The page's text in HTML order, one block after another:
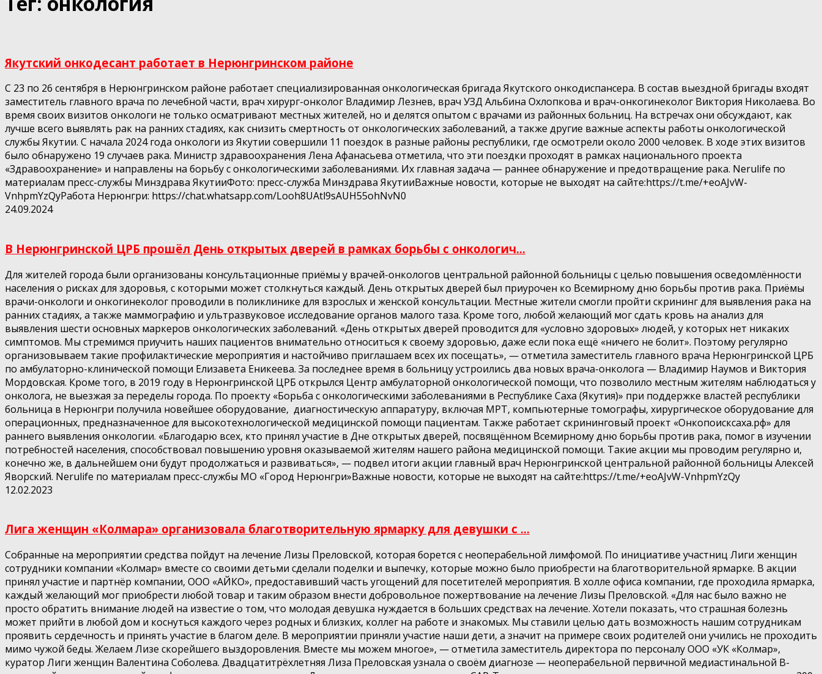
Якутский онкодесант работает в Нерюнгринском районе
С 23 по 26 сентября в Нерюнгринском районе работает специализированная онкологическая бригада Якутского онкодиспансера. В состав выездной бригады входят
заместитель главного врача по лечебной части, врач хирург-онколог Владимир Лезнев, врач УЗД Альбина Охлопкова и врач-онкогинеколог Виктория Николаева. Во
время своих визитов онкологи не только осматривают местных жителей, но и делятся опытом с врачами из районных больниц. На встречах они обсуждают, как
лучше всего выявлять рак на ранних стадиях, как снизить смертность от онкологических заболеваний, а также другие важные аспекты работы онкологической
службы Якутии. С начала 2024 года онкологи из Якутии совершили 11 поездок в разные районы республики, где осмотрели около 2000 человек. В ходе этих визитов
было обнаружено 19 случаев рака. Министр здравоохранения Лена Афанасьева отметила, что эти поездки проходят в рамках национального проекта
«Здравоохранение» и направлены на борьбу с онкологическими заболеваниями. Их главная задача — раннее обнаружение и предотвращение рака. Nerulife по
материалам пресс-службы Минздрава ЯкутииФото: пресс-служба Минздрава ЯкутииВажные новости, которые не выходят на сайте:https://t.me/+eoAJvW-
VnhpmYzQyРабота Нерюнгри: https://chat.whatsapp.com/Looh8UAtl9sAUH55ohNvN0
24.09.2024
В Нерюнгринской ЦРБ прошёл День открытых дверей в рамках борьбы с онкологич...
Для жителей города были организованы консультационные приёмы у врачей-онкологов центральной районной больницы с целью повышения осведомлённости
населения о рисках для здоровья, с которыми может столкнуться каждый. День открытых дверей был приурочен ко Всемирному дню борьбы против рака. Приёмы
врачи-онкологи и онкогинеколог проводили в поликлинике для взрослых и женской консультации. Местные жители смогли пройти скрининг для выявления рака на
ранних стадиях, а также маммографию и ультразвуковое исследование органов малого таза. Кроме того, любой желающий мог сдать кровь на анализ для
выявления шести основных маркеров онкологических заболеваний. «День открытых дверей проводится для «условно здоровых» людей, у которых нет никаких
симптомов. Мы стремимся приучить наших пациентов внимательно относиться к своему здоровью, даже если пока ещё «ничего не болит». Поэтому регулярно
организовываем такие профилактические мероприятия и настойчиво приглашаем всех их посещать», — отметила заместитель главного врача Нерюнгринской ЦРБ
по амбулаторно-клинической помощи Елизавета Еникеева. За последнее время в больницу устроились два новых врача-онколога — Владимир Наумов и Виктория
Мордовская. Кроме того, в 2019 году в Нерюнгринской ЦРБ открылся Центр амбулаторной онкологической помощи, что позволило местным жителям наблюдаться у
онколога, не выезжая за переделы города. По проекту «Борьба с онкологическими заболеваниями в Республике Саха (Якутия)» при поддержке властей республики
больница в Нерюнгри получила новейшее оборудование, диагностическую аппаратуру, включая МРТ, компьютерные томографы, хирургическое оборудование для
операционных, предназначенное для высокотехнологической медицинской помощи пациентам. Также работает скрининговый проект «Онкопоисксаха.рф» для
раннего выявления онкологии. «Благодарю всех, кто принял участие в Дне открытых дверей, посвящённом Всемирному дню борьбы против рака, помог в изучении
потребностей населения, способствовал повышению уровня оказываемой жителям нашего района медицинской помощи. Такие акции мы проводим регулярно и,
конечно же, в дальнейшем они будут продолжаться и развиваться», — подвел итоги акции главный врач Нерюнгринской центральной районной больницы Алексей
Яворский. Nerulife по материалам пресс-службы МО «Город Нерюнгри»Важные новости, которые не выходят на сайте:https://t.me/+eoAJvW-VnhpmYzQy
12.02.2023
Лига женщин «Колмара» организовала благотворительную ярмарку для девушки с ...
Собранные на мероприятии средства пойдут на лечение Лизы Преловской, которая борется с неоперабельной лимфомой. По инициативе участниц Лиги женщин
сотрудники компании «Колмар» вместе со своими детьми сделали поделки и выпечку, которые можно было приобрести на благотворительной ярмарке. В акции
принял участие и партнёр компании, ООО «АЙКО», предоставивший часть угощений для посетителей мероприятия. В холле офиса компании, где проходила ярмарка,
каждый желающий мог приобрести любой товар и таким образом внести добровольное пожертвование на лечение Лизы Преловской. «Для нас было важно не
просто обратить внимание людей на известие о том, что молодая девушка нуждается в больших средствах на лечение. Хотели показать, что страшная болезнь
может прийти в любой дом и коснуться каждого через родных и близких, коллег на работе и знакомых. Мы ставили целью дать возможность нашим сотрудникам
проявить сердечность и принять участие в благом деле. В мероприятии приняли участие наши дети, а значит на примере своих родителей они учились не проходить
мимо чужой беды. Желаем Лизе скорейшего выздоровления. Вместе мы можем многое», — отметила заместитель директора по персоналу ООО «УК «Колмар»,
куратор Лиги женщин Валентина Соболева. Двадцатитрёхлетняя Лиза Преловская узнала о своём диагнозе — неоперабельной первичной медиастинальной В-